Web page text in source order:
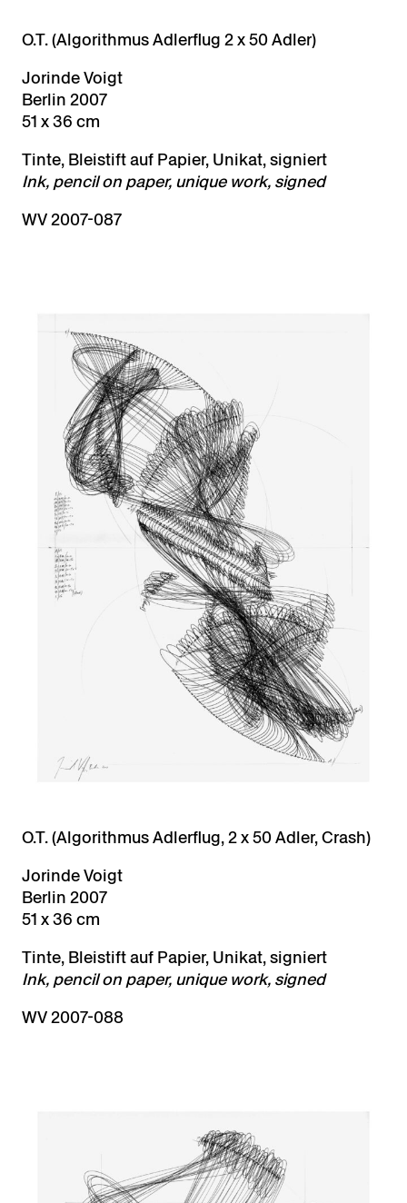
O.T. (Algorithmus Adlerflug 2 x 50 Adler)
Jorinde Voigt
Berlin 2007
51 x 36 cm
Tinte, Bleistift auf Papier, Unikat, signiert
Ink, pencil on paper, unique work, signed
WV 2007-087
O.T. (Algorithmus Adlerflug, 2 x 50 Adler, Crash)
Jorinde Voigt
Berlin 2007
51 x 36 cm
Tinte, Bleistift auf Papier, Unikat, signiert
Ink, pencil on paper, unique work, signed
WV 2007-088